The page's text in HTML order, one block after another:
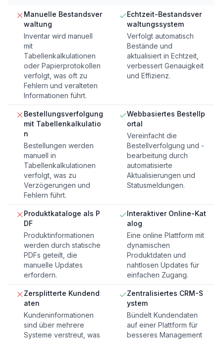
Manuelle Bestandsver
waltung
Inventar wird manuell
mit
Tabellenkalkulationen
oder Papierprotokollen
verfolgt, was oft zu
Fehlern und veralteten
Informationen führt.
Echtzeit-Bestandsver
waltungssystem
Verfolgt automatisch
Bestände und
aktualisiert in Echtzeit,
verbessert Genauigkeit
und Effizienz.
Bestellungsverfolgung
mit Tabellenkalkulatio
n
Bestellungen werden
manuell in
Tabellenkalkulationen
verfolgt, was zu
Verzögerungen und
Fehlern führt.
Webbasiertes Bestellp
ortal
Vereinfacht die
Bestellverfolgung und -
bearbeitung durch
automatisierte
Aktualisierungen und
Statusmeldungen.
Produktkataloge als P
DF
Produktinformationen
werden durch statische
PDFs geteilt, die
manuelle Updates
erfordern.
Interaktiver Online-Kat
alog
Eine online Plattform mit
dynamischen
Produktdaten und
nahtlosen Updates für
einfachen Zugang.
Zersplitterte Kundend
aten
Kundeninformationen
sind über mehrere
Systeme verstreut, was
Zentralisiertes CRM-S
ystem
Bündelt Kundendaten
auf einer Plattform für
besseres Management